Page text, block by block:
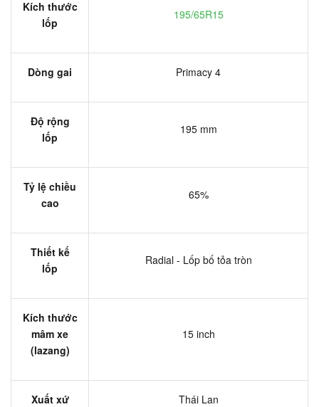
Kích thước
lốp
195/65R15
Dòng gai Primacy 4
Độ rộng
lốp
195 mm
Tỷ lệ chiều
cao
65%
Thiết kế
lốp
Radial - Lốp bố tỏa tròn
Kích thước
mâm xe
(lazang)
15 inch
Xuất xứ Thái Lan